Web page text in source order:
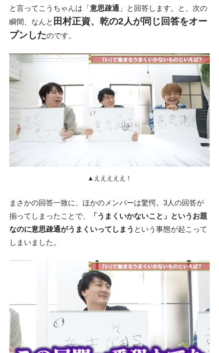
と言ってこうちゃんは「意思疎通 」と回答します。と、次の
瞬間、なんと 田村正資、乾の2人が同じ回答をオー
プンしたのです。
▲えええええ！
まさかの回答一致に、ほかのメンバーは驚愕。3人の回答が
揃ってしまったことで、
「うまくいかないこと」というお題
なのに意思疎通がうまくいってしまう という事態が起こって
しまいました。